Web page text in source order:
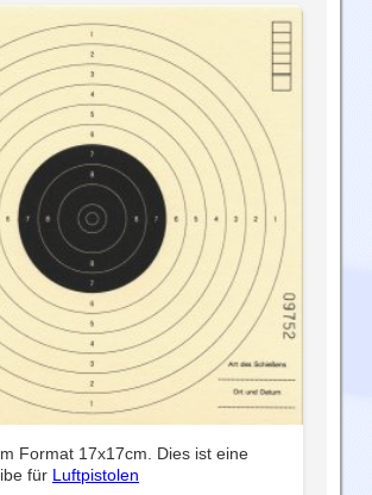
Format 17x17cm. Dies ist eine
für Luftpistolen